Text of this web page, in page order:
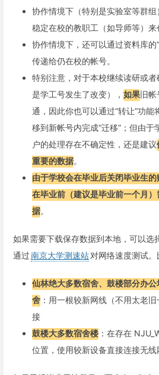
协作情境下（特别是实验室等群
稳定在校的教职工（如导师等）来
协作情境下，还可以通过资料库的
传递给仍在校的帐号。
特别注意，对于本校继续读研或
是学工号发生了改变）， 如果旧帐
通，因此你也可以通过“转让”功能
移到新帐号内完成“迁移”；但由于
户的处理存在不确定性，还是建议
重要的数据。
由于学校会在毕业后关闭毕业生
在毕业前（建议是毕业前一个月
据。
如果需要下载保存数据到本地，可以选
通过南京大学测速站对网络速度测试。
仙林绝大多数宿舍、鼓楼部分办
舍 ：用一根较新网线（不用太老
接
鼓楼大多数宿舍楼 ：在存在
位置，使用较新设备直接连接无线